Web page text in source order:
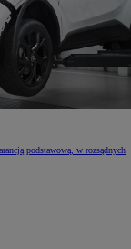
podstawową, w rozsądnych